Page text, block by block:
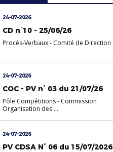
24-07-2026
CD n°10 - 25/06/26
Procès-Verbaux- Comité de Direction
24-07-2026
COC - PV n° 03 du 21/07/26
Pôle Compétitions- Commission
Organisation des ...
24-07-2026
PV CDSA N° 06 du 15/07/2026